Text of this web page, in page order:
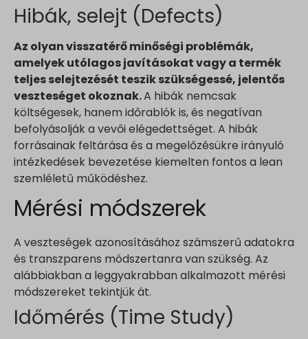
Hibák, selejt (Defects)
Az olyan visszatérő minőségi problémák,
amelyek utólagos javításokat vagy a termék
teljes selejtezését teszik szükségessé, jelentős
veszteséget okoznak.A hibák nemcsak
költségesek, hanem időrablók is, és negatívan
befolyásolják a vevői elégedettséget. A hibák
forrásainak feltárása és a megelőzésükre irányuló
intézkedések bevezetése kiemelten fontos a lean
szemléletű működéshez.
Mérési módszerek
A veszteségek azonosításához számszerű adatokra
és transzparens módszertanra van szükség. Az
alábbiakban a leggyakrabban alkalmazott mérési
módszereket tekintjük át.
Időmérés (Time Study)